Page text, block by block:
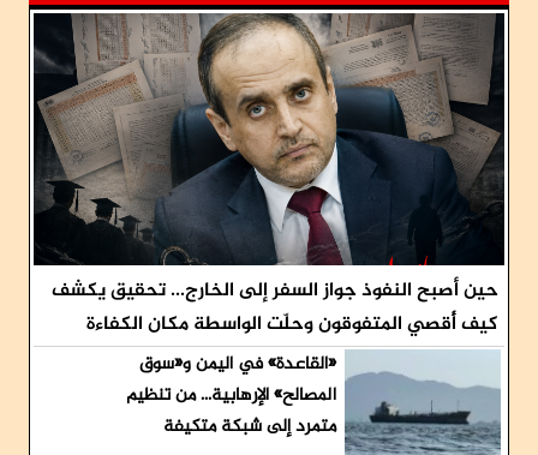
حين أصبح النفوذ جواز السفر إلى الخارج... تحقيق يكشف
كيف أُقصي المتفوقون وحلّت الواسطة مكان الكفاءة
«القاعدة» في اليمن و«سوق
المصالح» الإرهابية... من تنظيم
متمرد إلى شبكة متكيفة